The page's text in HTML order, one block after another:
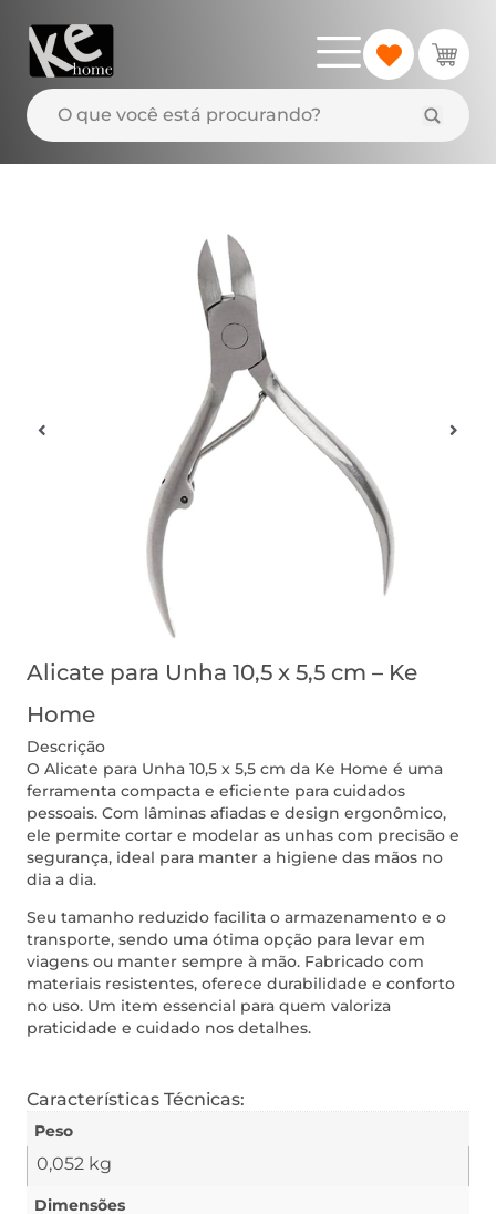
Alicate para Unha 10,5 x 5,5 cm – Ke
Home
Descrição
O Alicate para Unha 10,5 x 5,5 cm da Ke Home é uma
ferramenta compacta e eficiente para cuidados
pessoais. Com lâminas afiadas e design ergonômico,
ele permite cortar e modelar as unhas com precisão e
segurança, ideal para manter a higiene das mãos no
dia a dia.
Seu tamanho reduzido facilita o armazenamento e o
transporte, sendo uma ótima opção para levar em
viagens ou manter sempre à mão. Fabricado com
materiais resistentes, oferece durabilidade e conforto
no uso. Um item essencial para quem valoriza
praticidade e cuidado nos detalhes.
Características Técnicas:
Peso
0,052 kg
Dimensões